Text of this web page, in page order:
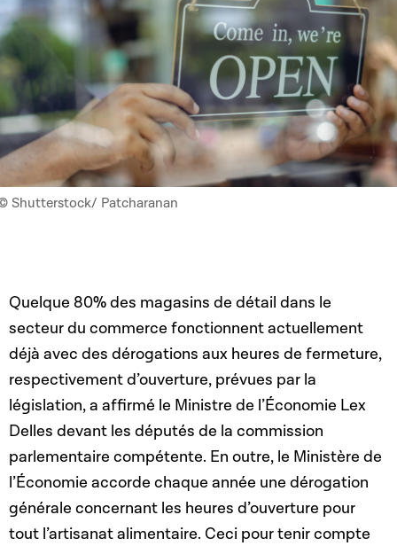
Shutterstock/ Patcharanan
Quelque 80% des magasins de détail dans le
secteur du commerce fonctionnent actuellement
déjà avec des dérogations aux heures de fermeture,
respectivement d’ouverture, prévues par la
législation, a affirmé le Ministre de l’Économie Lex
Delles devant les députés de la commission
parlementaire compétente. En outre, le Ministère de
l’Économie accorde chaque année une dérogation
générale concernant les heures d’ouverture pour
tout l’artisanat alimentaire. Ceci pour tenir compte